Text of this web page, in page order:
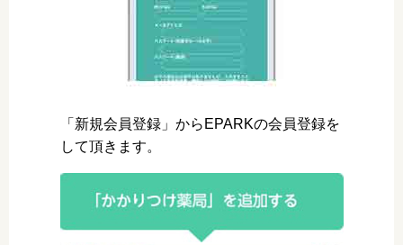
「新規会員登録」からEPARKの会員登録を
して頂きます。